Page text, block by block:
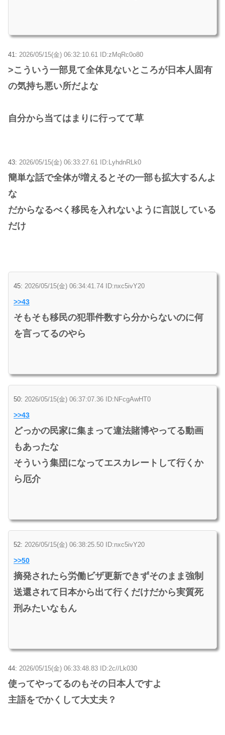
41: 2026/05/15(金) 06:32:10.61 ID:zMqRc0o80
>こういう一部見て全体見ないところが日本人固有
の気持ち悪い所だよな
自分から当てはまりに行ってて草
43: 2026/05/15(金) 06:33:27.61 ID:LyhdnRLk0
簡単な話で全体が増えるとその一部も拡大するんよ
な
だからなるべく移民を入れないように言説している
だけ
45: 2026/05/15(金) 06:34:41.74 ID:nxc5ivY20
>>43
そもそも移民の犯罪件数すら分からないのに何
を言ってるのやら
50: 2026/05/15(金) 06:37:07.36 ID:NFcgAwHT0
>>43
どっかの民家に集まって違法賭博やってる動画
もあったな
そういう集団になってエスカレートして行くか
ら厄介
52: 2026/05/15(金) 06:38:25.50 ID:nxc5ivY20
>>50
摘発されたら労働ビザ更新できずそのまま強制
送還されて日本から出て行くだけだから実質死
刑みたいなもん
44: 2026/05/15(金) 06:33:48.83 ID:2c//Lk030
使ってやってるのもその日本人ですよ
主語をでかくして大丈夫？